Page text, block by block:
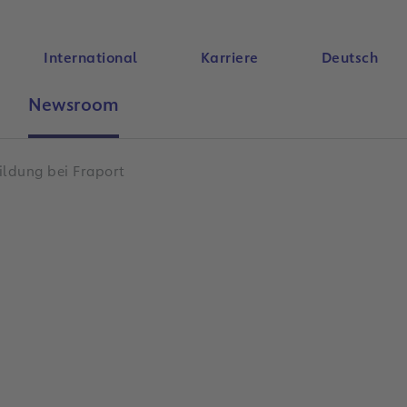
International Karriere Deutsch
Newsroom
bei Fraport